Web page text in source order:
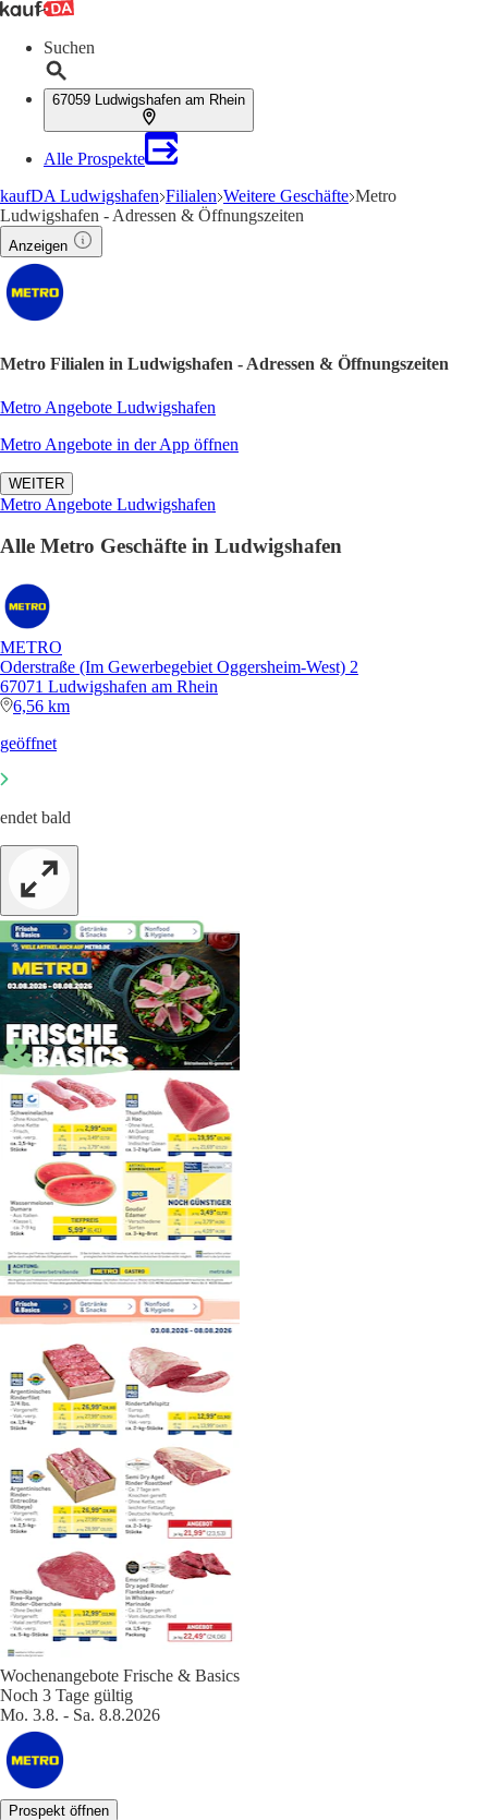
Suchen
67059 Ludwigshafen am Rhein
Alle Prospekte
kaufDA Ludwigshafen Filialen Weitere Geschäfte Metro
Ludwigshafen - Adressen & Öffnungszeiten
Anzeigen
Metro Filialen in Ludwigshafen - Adressen & Öffnungszeiten
Metro Angebote Ludwigshafen
Metro Angebote in der App öffnen
WEITER
Metro Angebote Ludwigshafen
Alle Metro Geschäfte in Ludwigshafen
METRO
Oderstraße (Im Gewerbegebiet Oggersheim-West) 2
67071 Ludwigshafen am Rhein
6,56 km
geöffnet
endet bald
Wochenangebote Frische & Basics
Noch 3 Tage gültig
Mo. 3.8. - Sa. 8.8.2026
Prospekt öffnen